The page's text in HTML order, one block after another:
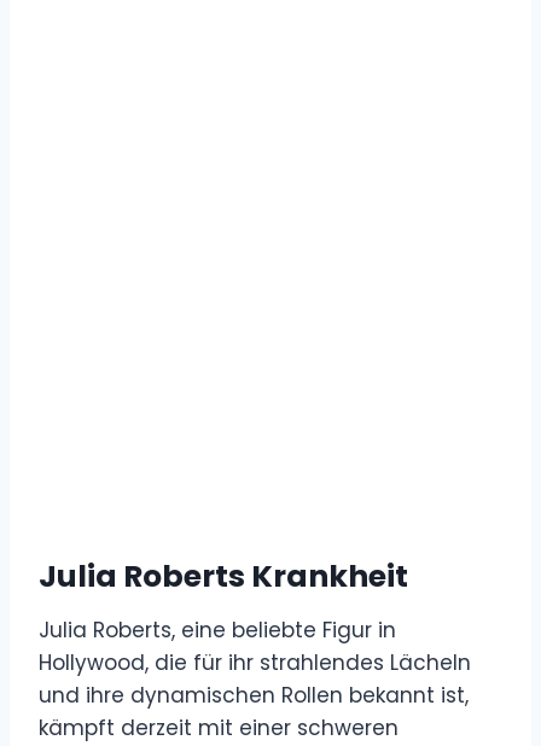
Julia Roberts Krankheit
Julia Roberts, eine beliebte Figur in
Hollywood, die für ihr strahlendes Lächeln
und ihre dynamischen Rollen bekannt ist,
kämpft derzeit mit einer schweren